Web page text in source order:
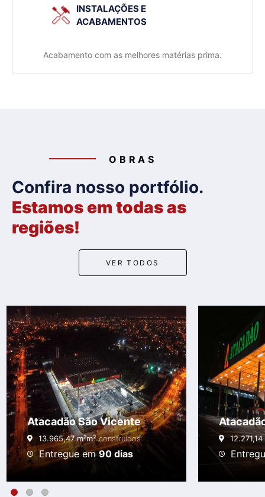
INSTALAÇÕES E
ACABAMENTOS
Acabamento com as melhores matérias prima.
OBRAS
Confira nosso portfólio.
Estamos em todas as
regiões!
VER TODOS
Atacadão São Vicente
13.965,47 m²m² construídos
Entregue em 90 dias
12.271,14